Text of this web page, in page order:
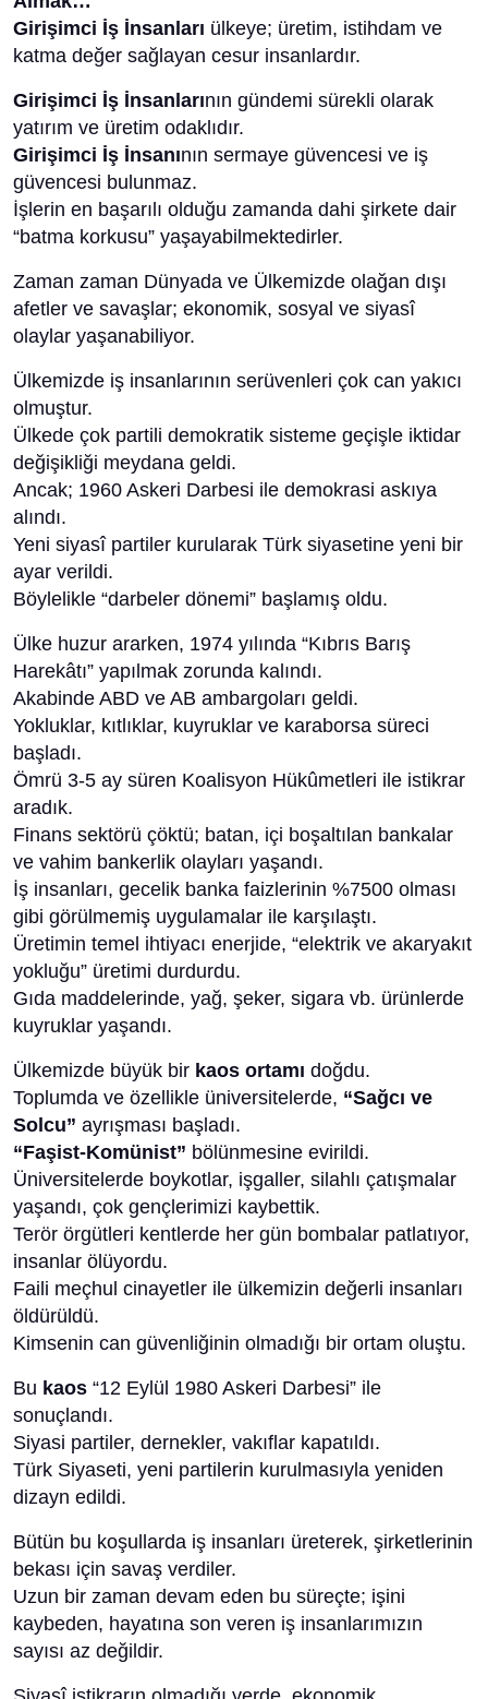
Girişimci İş İnsanları ülkeye; üretim, istihdam ve
katma değer sağlayan cesur insanlardır.
Girişimci İş İnsanlarının gündemi sürekli olarak
yatırım ve üretim odaklıdır.
Girişimci İş İnsanının sermaye güvencesi ve iş
güvencesi bulunmaz.
İşlerin en başarılı olduğu zamanda dahi şirkete dair
“batma korkusu” yaşayabilmektedirler.
Zaman zaman Dünyada ve Ülkemizde olağan dışı
afetler ve savaşlar; ekonomik, sosyal ve siyasî
olaylar yaşanabiliyor.
Ülkemizde iş insanlarının serüvenleri çok can yakıcı
olmuştur.
Ülkede çok partili demokratik sisteme geçişle iktidar
değişikliği meydana geldi.
Ancak; 1960 Askeri Darbesi ile demokrasi askıya
alındı.
Yeni siyasî partiler kurularak Türk siyasetine yeni bir
ayar verildi.
Böylelikle “darbeler dönemi” başlamış oldu.
Ülke huzur ararken, 1974 yılında “Kıbrıs Barış
Harekâtı” yapılmak zorunda kalındı.
Akabinde ABD ve AB ambargoları geldi.
Yokluklar, kıtlıklar, kuyruklar ve karaborsa süreci
başladı.
Ömrü 3-5 ay süren Koalisyon Hükûmetleri ile istikrar
aradık.
Finans sektörü çöktü; batan, içi boşaltılan bankalar
ve vahim bankerlik olayları yaşandı.
İş insanları, gecelik banka faizlerinin %7500 olması
gibi görülmemiş uygulamalar ile karşılaştı.
Üretimin temel ihtiyacı enerjide, “elektrik ve akaryakıt
yokluğu” üretimi durdurdu.
Gıda maddelerinde, yağ, şeker, sigara vb. ürünlerde
kuyruklar yaşandı.
Ülkemizde büyük bir kaos ortamı doğdu.
Toplumda ve özellikle üniversitelerde, “Sağcı ve
Solcu” ayrışması başladı.
“Faşist-Komünist” bölünmesine evirildi.
Üniversitelerde boykotlar, işgaller, silahlı çatışmalar
yaşandı, çok gençlerimizi kaybettik.
Terör örgütleri kentlerde her gün bombalar patlatıyor,
insanlar ölüyordu.
Faili meçhul cinayetler ile ülkemizin değerli insanları
öldürüldü.
Kimsenin can güvenliğinin olmadığı bir ortam oluştu.
Bu kaos “12 Eylül 1980 Askeri Darbesi” ile
sonuçlandı.
Siyasi partiler, dernekler, vakıflar kapatıldı.
Türk Siyaseti, yeni partilerin kurulmasıyla yeniden
dizayn edildi.
Bütün bu koşullarda iş insanları üreterek, şirketlerinin
bekası için savaş verdiler.
Uzun bir zaman devam eden bu süreçte; işini
kaybeden, hayatına son veren iş insanlarımızın
sayısı az değildir.